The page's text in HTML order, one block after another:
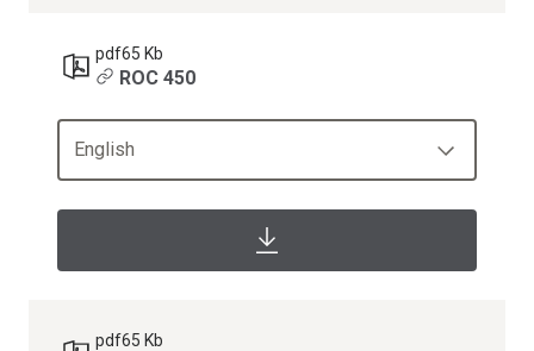
pdf65 Kb
ROC 450
English
pdf65 Kb